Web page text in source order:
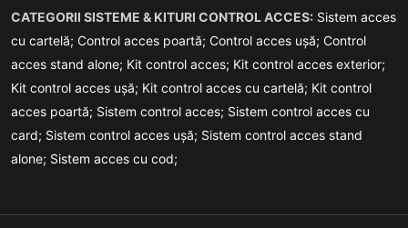
CATEGORII SISTEME & KITURI CONTROL ACCES: Sistem acces
cu cartelă; Control acces poartă; Control acces ușă; Control
acces stand alone; Kit control acces; Kit control acces exterior;
Kit control acces ușă; Kit control acces cu cartelă; Kit control
acces poartă; Sistem control acces; Sistem control acces cu
card; Sistem control acces ușă; Sistem control acces stand
alone; Sistem acces cu cod;